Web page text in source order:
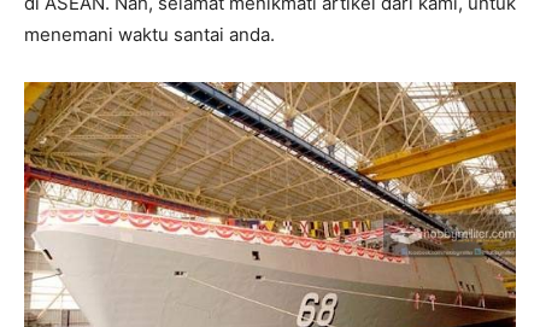
menemani waktu santai anda.